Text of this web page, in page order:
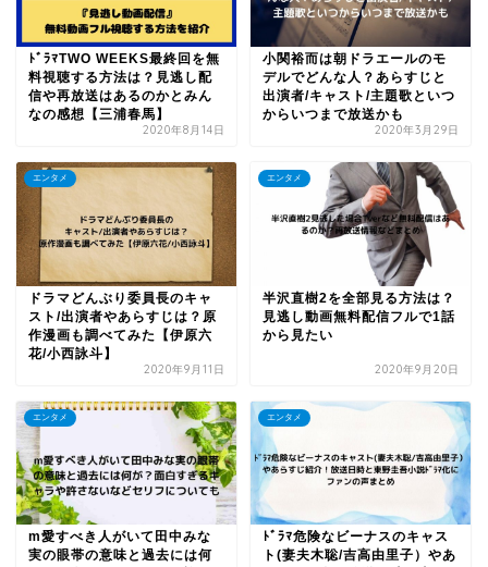
ﾄﾞﾗﾏTWO WEEKS最終回を無
料視聴する方法は？見逃し配
信や再放送はあるのかとみん
なの感想【三浦春馬】
2020年8月14日
小関裕而は朝ドラエールのモ
デルでどんな人？あらすじと
出演者/キャスト/主題歌といつ
からいつまで放送かも
2020年3月29日
エンタメ
ドラマどんぶり委員長のキャ
スト/出演者やあらすじは？原
作漫画も調べてみた【伊原六
花/小西詠斗】
2020年9月11日
エンタメ
半沢直樹2を全部見る方法は？
見逃し動画無料配信フルで1話
から見たい
2020年9月20日
エンタメ
m愛すべき人がいて田中みな
実の眼帯の意味と過去には何
エンタメ
ﾄﾞﾗﾏ危険なビーナスのキャス
ト(妻夫木聡/吉高由里子）やあ